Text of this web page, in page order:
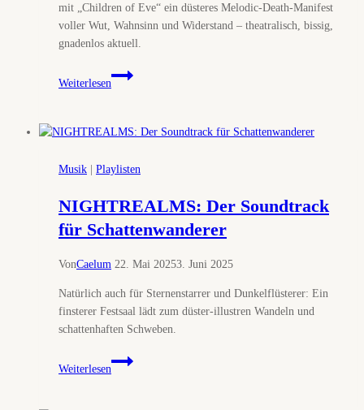
mit „Children of Eve“ ein düsteres Melodic-Death-Manifest
voller Wut, Wahnsinn und Widerstand – theatralisch, bissig,
gnadenlos aktuell.
Weiterlesen
Nightfall
–
Of
Musik Playlisten
NIGHTREALMS: Der Soundtrack
für Schattenwanderer
VonCaelum 22. Mai 20253. Juni 2025
Natürlich auch für Sternenstarrer und Dunkelflüsterer: Ein
finsterer Festsaal lädt zum düster-illustren Wandeln und
schattenhaften Schweben.
Weiterlesen
NIGHTREALMS:
Der